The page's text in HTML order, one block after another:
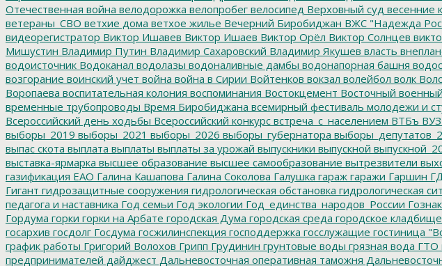
Отечественная война велодорожка велопробег велосипед Верховный суд весенние
ветераны_СВО ветхие дома ветхое жилье Вечерний Биробиджан ВЖС "Надежда
видеорегистратор Виктор Ишавев Виктор Ишаев Виктор Орёл Виктор Солнцев
Мишустин Владимир Путин Владимир Сахаровский Владимир Якушев власть
водоисточник Водоканал водолазы водоналивные дамбы водонапорная башня
возгорание воинский учет война война в Сирии Войтенков вокзал волейбол волк
Воропаева воспитательная колония воспоминания Востокцемент Восточный
временные трубопроводы Время Биробиджана всемирный фестиваль молодежи и
Всероссийский день ходьбы Всероссийский конкурс встреча_с_населением ВТБъ ВУЗ
выборы_2019 выборы_2021 выборы_2026 выборы_губернатора
выпас скота выплата выплаты выплаты за урожай выпускники выпускной
выставка-ярмарка высшее образование высшее самообразование вытрезвители
газификация ЕАО Галина Кашапова Галина Соколова Галушка гараж гаражи Гаршин
Гигант гидрозащитные сооружения гидрологическая обстановка гидрологическая
педагога и наставника Год семьи Год экологии Год_единства_народов_России Гознак
Гордума горки горки на Арбате городская Дума городская среда городское кладбище
госархив госдолг Госдума госжилинспекция господдержка госслужащие гостиница
график работы Григорий Волохов Грипп Грудинин грунтовые воды грязная вода ГТО
предпринимателей дайджест Дальневосточная оперативная таможня